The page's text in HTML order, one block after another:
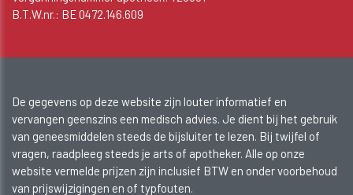
B.T.W.nr.: BE 0472.146.609
De gegevens op deze website zijn louter informatief en
vervangen geenszins een medisch advies. Je dient bij het gebruik
van geneesmiddelen steeds de bijsluiter te lezen. Bij twijfel of
vragen, raadpleeg steeds je arts of apotheker. Alle op onze
website vermelde prijzen zijn inclusief BTW en onder voorbehoud
van prijswijzigingen en of typfouten.